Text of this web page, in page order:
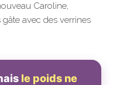
Caroline,
avec des verrines
le poids ne